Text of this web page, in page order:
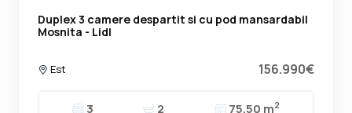
Duplex 3 camere despartit si cu pod mansardabil
Mosnita - Lidl
Est 156.990€
3 2 75.50 m2